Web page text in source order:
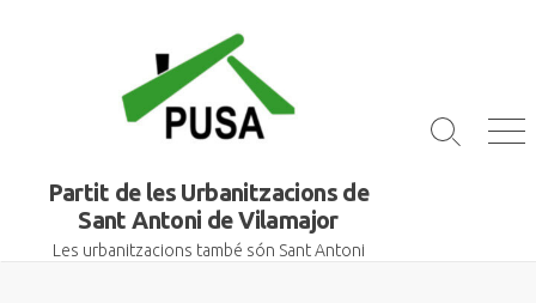
Partit de les Urbanitzacions de
Sant Antoni de Vilamajor
Les urbanitzacions també són Sant Antoni
Search